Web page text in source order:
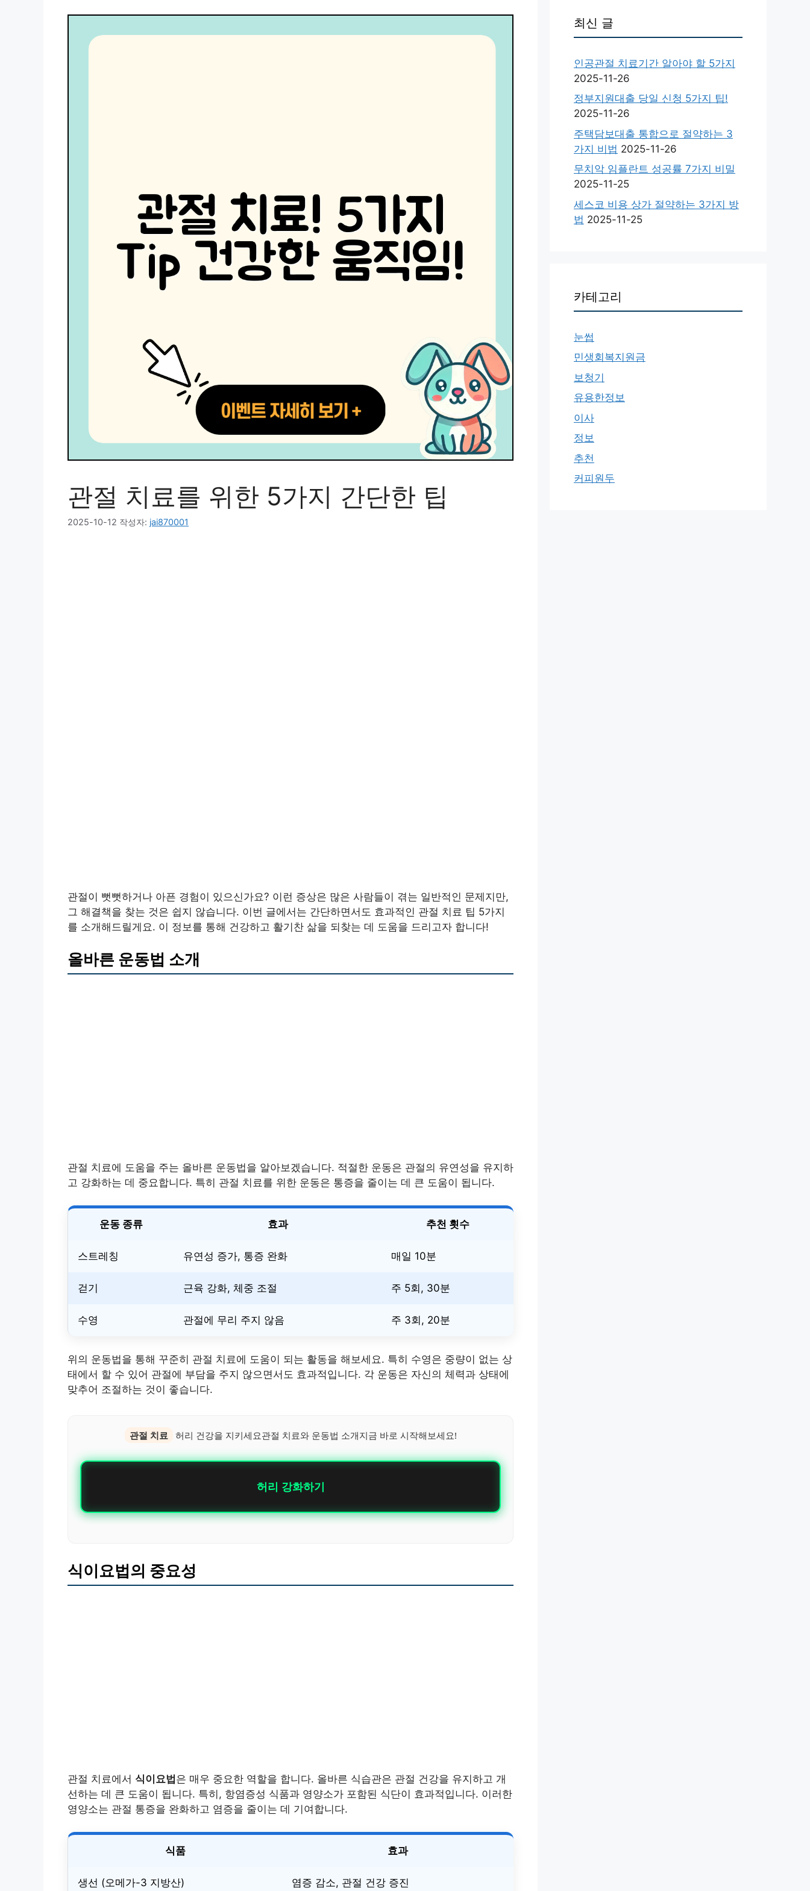
관절 치료를 위한 5가지 간단한 팁
2025-10-12 작성자: jai870001
관절이 뻣뻣하거나 아픈 경험이 있으신가요? 이런 증상은 많은 사람들이 겪는 일반적인 문제지만,
그 해결책을 찾는 것은 쉽지 않습니다. 이번 글에서는 간단하면서도 효과적인 관절 치료 팁 5가지
를 소개해드릴게요. 이 정보를 통해 건강하고 활기찬 삶을 되찾는 데 도움을 드리고자 합니다!
올바른 운동법 소개
관절 치료에 도움을 주는 올바른 운동법을 알아보겠습니다. 적절한 운동은 관절의 유연성을 유지하
고 강화하는 데 중요합니다. 특히 관절 치료를 위한 운동은 통증을 줄이는 데 큰 도움이 됩니다.
운동 종류 효과 추천 횟수
스트레칭 유연성 증가, 통증 완화 매일 10분
걷기 근육 강화, 체중 조절 주 5회, 30분
수영 관절에 무리 주지 않음 주 3회, 20분
위의 운동법을 통해 꾸준히 관절 치료에 도움이 되는 활동을 해보세요. 특히 수영은 중량이 없는 상
태에서 할 수 있어 관절에 부담을 주지 않으면서도 효과적입니다. 각 운동은 자신의 체력과 상태에
맞추어 조절하는 것이 좋습니다.
관절 치료 허리 건강을 지키세요관절 치료와 운동법 소개지금 바로 시작해보세요!
허리 강화하기
식이요법의 중요성
관절 치료에서 식이요법은 매우 중요한 역할을 합니다. 올바른 식습관은 관절 건강을 유지하고 개
선하는 데 큰 도움이 됩니다. 특히, 항염증성 식품과 영양소가 포함된 식단이 효과적입니다. 이러한
영양소는 관절 통증을 완화하고 염증을 줄이는 데 기여합니다.
식품 효과
생선 (오메가-3 지방산) 염증 감소, 관절 건강 증진
최신 글
인공관절 치료기간 알아야 할 5가지
2025-11-26
정부지원대출 당일 신청 5가지 팁!
2025-11-26
주택담보대출 통합으로 절약하는 3
가지 비법 2025-11-26
무치악 임플란트 성공률 7가지 비밀
2025-11-25
세스코 비용 상가 절약하는 3가지 방
법 2025-11-25
카테고리
눈썹
민생회복지원금
보청기
유용한정보
이사
정보
추천
커피원두